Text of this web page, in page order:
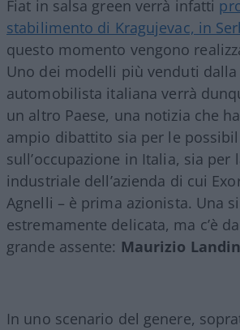
Fiat in salsa green verrà infatti
stabilimento di Kragujevac, in
questo momento vengono
Uno dei modelli più venduti dalla
automobilista italiana verrà
un altro Paese, una notizia che
ampio dibattito sia per le
sull’occupazione in Italia, sia per
industriale dell’azienda di cui
Agnelli – è prima azionista. Una
estremamente delicata, ma c’è
grande assente: Maurizio
In uno scenario del genere,